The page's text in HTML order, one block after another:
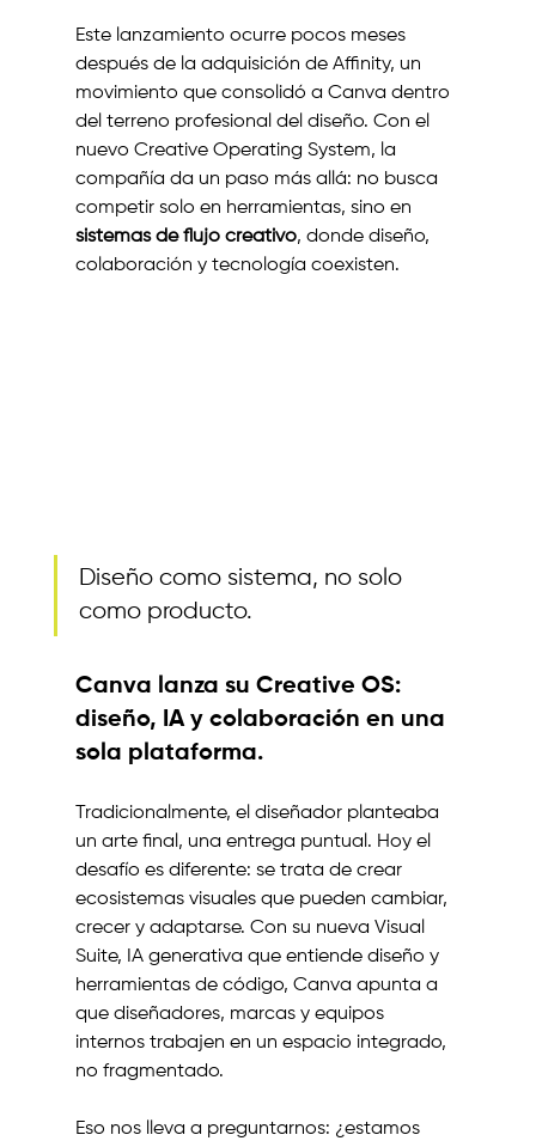
Este lanzamiento ocurre pocos meses
después de la adquisición de Affinity, un
movimiento que consolidó a Canva dentro
del terreno profesional del diseño. Con el
nuevo Creative Operating System, la
compañía da un paso más allá: no busca
competir solo en herramientas, sino en
sistemas de flujo creativo, donde diseño,
colaboración y tecnología coexisten.
Diseño como sistema, no solo
como producto.
Canva lanza su Creative OS:
diseño, IA y colaboración en una
sola plataforma.
Tradicionalmente, el diseñador planteaba
un arte final, una entrega puntual. Hoy el
desafío es diferente: se trata de crear
ecosistemas visuales que pueden cambiar,
crecer y adaptarse. Con su nueva Visual
Suite, IA generativa que entiende diseño y
herramientas de código, Canva apunta a
que diseñadores, marcas y equipos
internos trabajen en un espacio integrado,
no fragmentado.
Eso nos lleva a preguntarnos: ¿estamos